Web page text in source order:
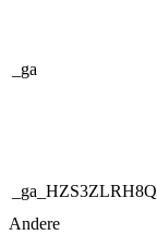
_ga
_ga_HZS3ZLRH8Q
Andere